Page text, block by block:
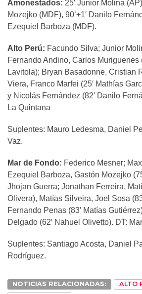
Amonestados: 25′ Junior Molina
Mozejko (MDF), 90’+1′ Danilo
Ezequiel Barboza (MDF).
Alto Perú: Facundo Silva; Junior
Fernando Andino, Carlos Muriguenes
Lavitola); Bryan Basadonne, Cristian
Viera, Franco Marfei (25′ Mathías
y Nicolás Fernández (82′ Danilo
La Quintana
Suplentes: Mauro Ledesma, Daniel
Vaz.
Mar de Fondo: Federico Mesner;
Ezequiel Barboza, Gastón Mozejko
Jhojan Guerra; Jonathan Ferreira,
Olivera), Matías Silveira, Joel Sosa
Fernando Penas (83′ Matías
Delgado (62′ Nahuel Olivetto). DT:
Suplentes: Santiago Acosta, Daniel
Rodríguez.
NOTICIAS RELACIONADAS:
ALTO